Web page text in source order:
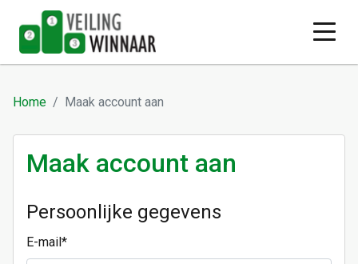
Home Maak account aan
Maak account aan
Persoonlijke gegevens
E-mail*